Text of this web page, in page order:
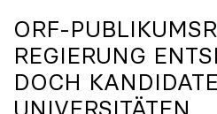
ORF-
REGIERUNG
DOCH